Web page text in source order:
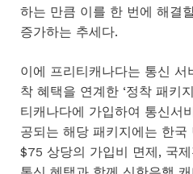
하는 만큼 이를 한 번에 해결
증가하는 추세다.
이에 프리티캐나다는 통신
착 혜택을 연계한 ‘정착 패키
티캐나다에 가입하여 통신서
공되는 해당 패키지에는 한
$75 상당의 가입비 면제, 국